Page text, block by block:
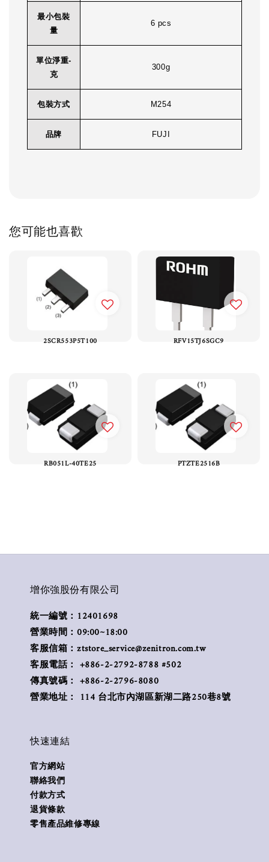
最小包裝
量
6 pcs
單位淨重-
克
300g
包裝方式 M254
品牌 FUJI
您可能也喜歡
2SCR553P5T100 RFV15TJ6SGC9
RB051L-40TE25 PTZTE2516B
增你強股份有限公司
統一編號：12401698
營業時間：09:00~18:00
客服信箱：ztstore_service@zenitron.com.tw
客服電話： +886-2-2792-8788 #502
傳真號碼： +886-2-2796-8080
營業地址： 114 台北市內湖區新湖二路250巷8號
快速連結
官方網站
聯絡我們
付款方式
退貨條款
零售產品維修專線